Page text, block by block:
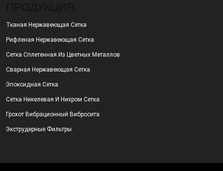
Тканая Нержавеющая Сетка
Рифленая Нержавеющая Сетка
Сетка Сплетенная Из Цветных Металлов
Сварная Нержавеющая Сетка
Эпоксидная Сетка
Сетка Никелевая И Нихром Сетка
Грохот Вибрационный Вибросита
Экструдерные Фильтры